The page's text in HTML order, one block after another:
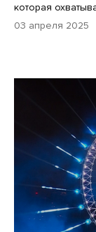
которая
03 апреля 2025